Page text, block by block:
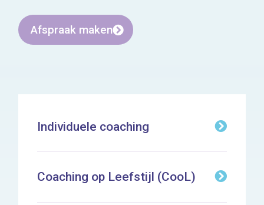
Afspraak maken
Individuele coaching
Coaching op Leefstijl (CooL)